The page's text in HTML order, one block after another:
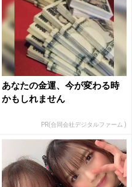
あなたの金運、今が変わる時
かもしれません
PR(合同会社デジタルファーム )